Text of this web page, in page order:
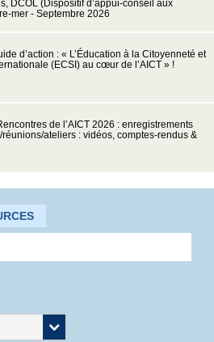
DCOL (Dispositif d’appui-conseil aux
mer - Septembre 2026
d’action : « L’Éducation à la Citoyenneté et
(ECSI) au cœur de l’AICT » !
de l’AICT 2026 : enregistrements
ateliers : vidéos, comptes-rendus &